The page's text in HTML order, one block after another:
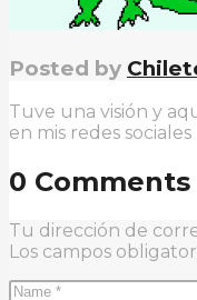
Posted by
Tuve una visión y
en mis redes sociales
0 Comments
Tu dirección de
Los campos